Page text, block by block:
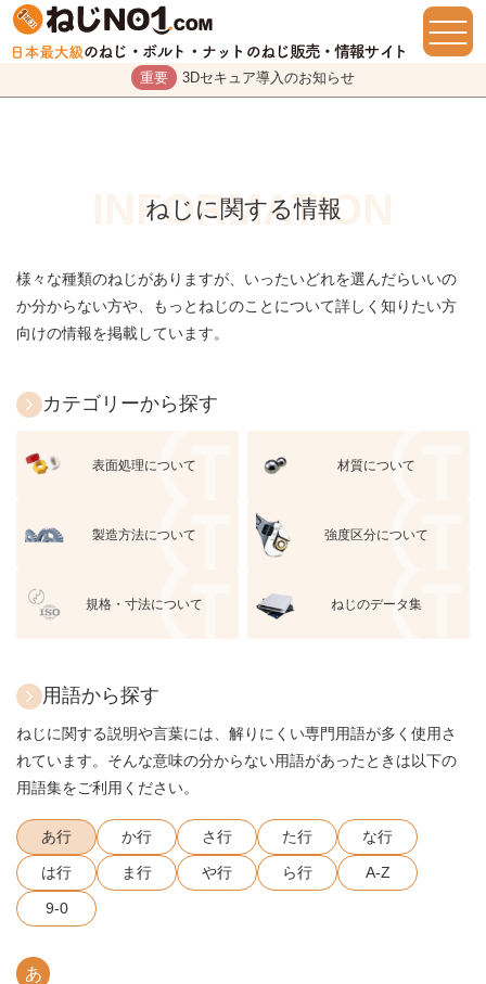
重要 3Dセキュア導入のお知らせ
ねじに関する情報
様々な種類のねじがありますが、いったいどれを選んだらいいの
か分からない方や、もっとねじのことについて詳しく知りたい方
向けの情報を掲載しています。
カテゴリーから探す
表面処理について 材質について
製造方法について 強度区分について
規格・寸法について ねじのデータ集
用語から探す
ねじに関する説明や言葉には、解りにくい専門用語が多く使用さ
れています。そんな意味の分からない用語があったときは以下の
用語集をご利用ください。
あ行 か行 さ行 た行 な行
は行 ま行 や行 ら行 A-Z
9-0
あ